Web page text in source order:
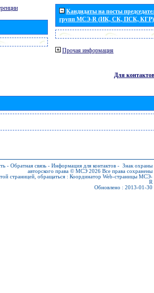
Кандидаты на посты
групп МСЭ-R (ИК, СК, ПСК, КГР)
Прочая информация
Для контактов
- Обратная связь - Информация для контактов - Знак охраны
авторского права © МСЭ 2026 Все права сохранены
страницей, обращаться : Координатор Web-страницы МСЭ-
R
Обновлено : 2013-01-30